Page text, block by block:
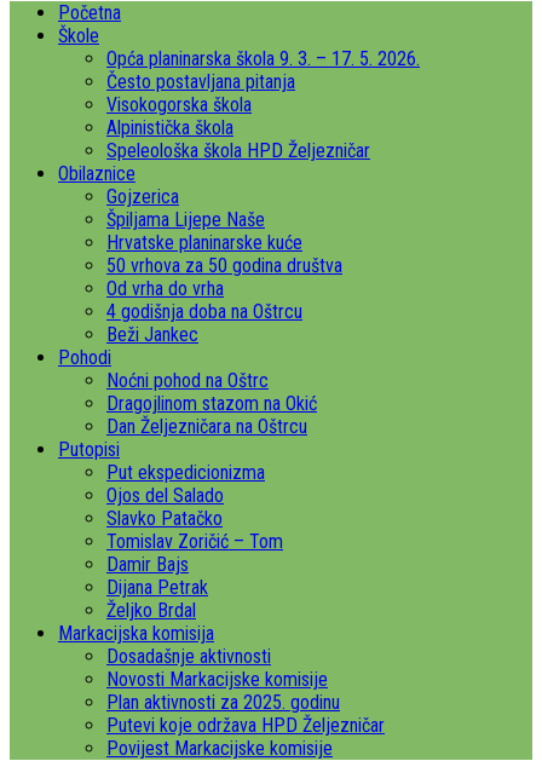
Početna
Škole
Opća planinarska škola 9. 3. – 17. 5. 2026.
Često postavljana pitanja
Visokogorska škola
Alpinistička škola
Speleološka škola HPD Željezničar
Obilaznice
Gojzerica
Špiljama Lijepe Naše
Hrvatske planinarske kuće
50 vrhova za 50 godina društva
Od vrha do vrha
4 godišnja doba na Oštrcu
Beži Jankec
Pohodi
Noćni pohod na Oštrc
Dragojlinom stazom na Okić
Dan Željezničara na Oštrcu
Putopisi
Put ekspedicionizma
Ojos del Salado
Slavko Patačko
Tomislav Zoričić – Tom
Damir Bajs
Dijana Petrak
Željko Brdal
Markacijska komisija
Dosadašnje aktivnosti
Novosti Markacijske komisije
Plan aktivnosti za 2025. godinu
Putevi koje održava HPD Željezničar
Povijest Markacijske komisije